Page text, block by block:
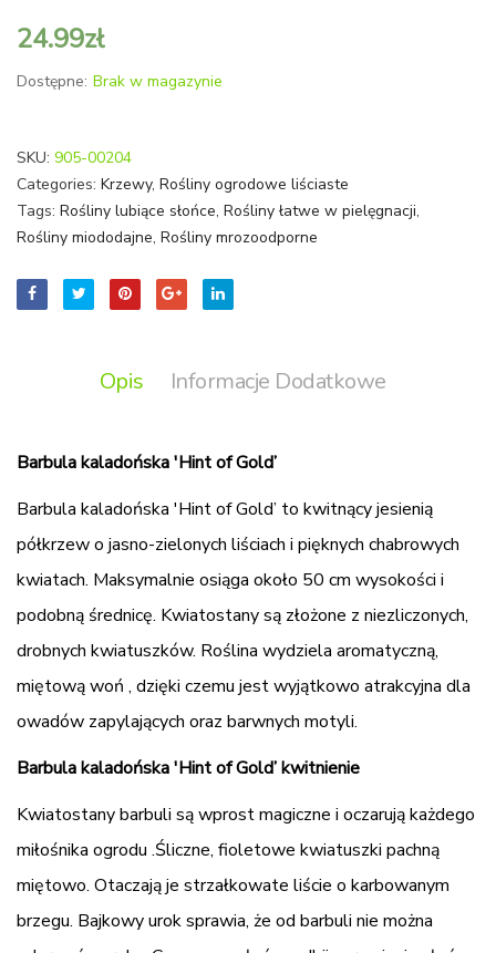
24.99zł
Dostępne: Brak w magazynie
SKU: 905-00204
Categories: Krzewy, Rośliny ogrodowe liściaste
Tags: Rośliny lubiące słońce, Rośliny łatwe w pielęgnacji,
Rośliny miododajne, Rośliny mrozoodporne
Opis Informacje Dodatkowe
Barbula kaladońska 'Hint of Gold’
Barbula kaladońska 'Hint of Gold’ to kwitnący jesienią
półkrzew o jasno-zielonych liściach i pięknych chabrowych
kwiatach. Maksymalnie osiąga około 50 cm wysokości i
podobną średnicę. Kwiatostany są złożone z niezliczonych,
drobnych kwiatuszków. Roślina wydziela aromatyczną,
miętową woń , dzięki czemu jest wyjątkowo atrakcyjna dla
owadów zapylających oraz barwnych motyli.
Barbula kaladońska 'Hint of Gold’ kwitnienie
Kwiatostany barbuli są wprost magiczne i oczarują każdego
miłośnika ogrodu .Śliczne, fioletowe kwiatuszki pachną
miętowo. Otaczają je strzałkowate liście o karbowanym
brzegu. Bajkowy urok sprawia, że od barbuli nie można